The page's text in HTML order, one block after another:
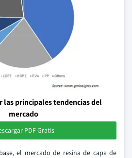
las principales tendencias del
mercado
PDF Gratis
el mercado de resina de capa de